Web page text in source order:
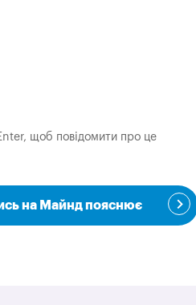
щоб повідомити про це
на Майнд пояснює